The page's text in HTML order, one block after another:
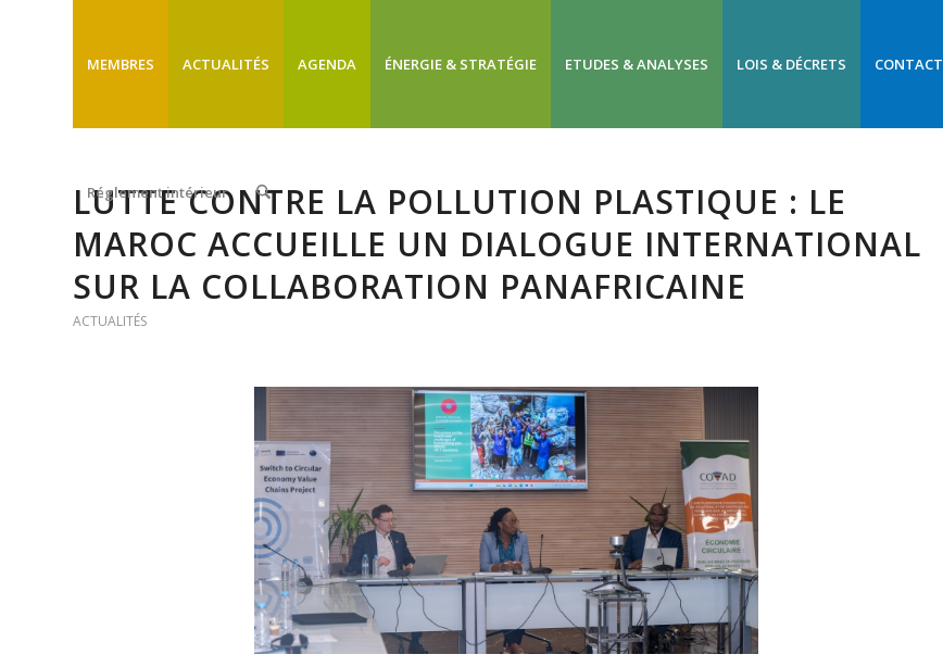
MEMBRES ACTUALITÉS AGENDA ÉNERGIE & STRATÉGIE ETUDES & ANALYSES LOIS & DÉCRETS CONTACT
Réglement intérieur
LUTTE CONTRE LA POLLUTION PLASTIQUE : LE
MAROC ACCUEILLE UN DIALOGUE INTERNATIONAL
SUR LA COLLABORATION PANAFRICAINE
ACTUALITÉS